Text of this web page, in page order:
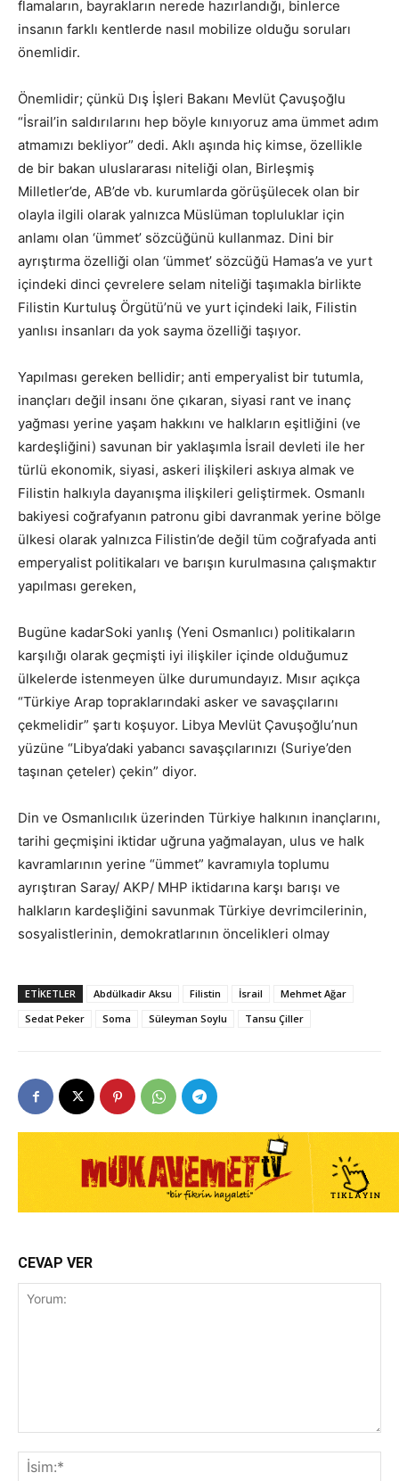
flamaların, bayrakların nerede hazırlandığı, binlerce
insanın farklı kentlerde nasıl mobilize olduğu soruları
önemlidir.
Önemlidir; çünkü Dış İşleri Bakanı Mevlüt Çavuşoğlu
“İsrail’in saldırılarını hep böyle kınıyoruz ama ümmet adım
atmamızı bekliyor” dedi. Aklı aşında hiç kimse, özellikle
de bir bakan uluslararası niteliği olan, Birleşmiş
Milletler’de, AB’de vb. kurumlarda görüşülecek olan bir
olayla ilgili olarak yalnızca Müslüman topluluklar için
anlamı olan ‘ümmet’ sözcüğünü kullanmaz. Dini bir
ayrıştırma özelliği olan ‘ümmet’ sözcüğü Hamas’a ve yurt
içindeki dinci çevrelere selam niteliği taşımakla birlikte
Filistin Kurtuluş Örgütü’nü ve yurt içindeki laik, Filistin
yanlısı insanları da yok sayma özelliği taşıyor.
Yapılması gereken bellidir; anti emperyalist bir tutumla,
inançları değil insanı öne çıkaran, siyasi rant ve inanç
yağması yerine yaşam hakkını ve halkların eşitliğini (ve
kardeşliğini) savunan bir yaklaşımla İsrail devleti ile her
türlü ekonomik, siyasi, askeri ilişkileri askıya almak ve
Filistin halkıyla dayanışma ilişkileri geliştirmek. Osmanlı
bakiyesi coğrafyanın patronu gibi davranmak yerine bölge
ülkesi olarak yalnızca Filistin’de değil tüm coğrafyada anti
emperyalist politikaları ve barışın kurulmasına çalışmaktır
yapılması gereken,
Bugüne kadarSoki yanlış (Yeni Osmanlıcı) politikaların
karşılığı olarak geçmişti iyi ilişkiler içinde olduğumuz
ülkelerde istenmeyen ülke durumundayız. Mısır açıkça
“Türkiye Arap topraklarındaki asker ve savaşçılarını
çekmelidir” şartı koşuyor. Libya Mevlüt Çavuşoğlu’nun
yüzüne “Libya’daki yabancı savaşçılarınızı (Suriye’den
taşınan çeteler) çekin” diyor.
Din ve Osmanlıcılık üzerinden Türkiye halkının inançlarını,
tarihi geçmişini iktidar uğruna yağmalayan, ulus ve halk
kavramlarının yerine “ümmet” kavramıyla toplumu
ayrıştıran Saray/ AKP/ MHP iktidarına karşı barışı ve
halkların kardeşliğini savunmak Türkiye devrimcilerinin,
sosyalistlerinin, demokratlarının öncelikleri olmay
ETIKETLER Abdülkadir Aksu Filistin İsrail
Mehmet Ağar
Sedat Peker
Soma Süleyman Soylu Tansu Çiller
CEVAP VER